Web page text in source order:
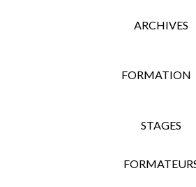
ARCHIVES
FORMATION
STAGES